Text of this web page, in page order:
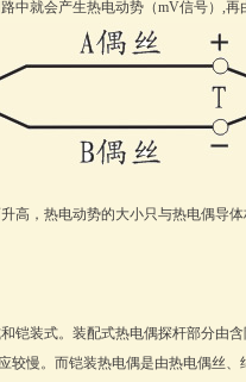
中就会产生热电动势（mV信号）,再
，热电动势的大小只与热电偶导
装式。装配式热电偶探杆部分由
较慢。而铠装热电偶是由热电偶丝